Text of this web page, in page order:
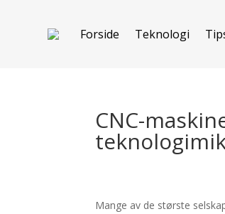
Forside Teknologi
CNC-
Mange av de største